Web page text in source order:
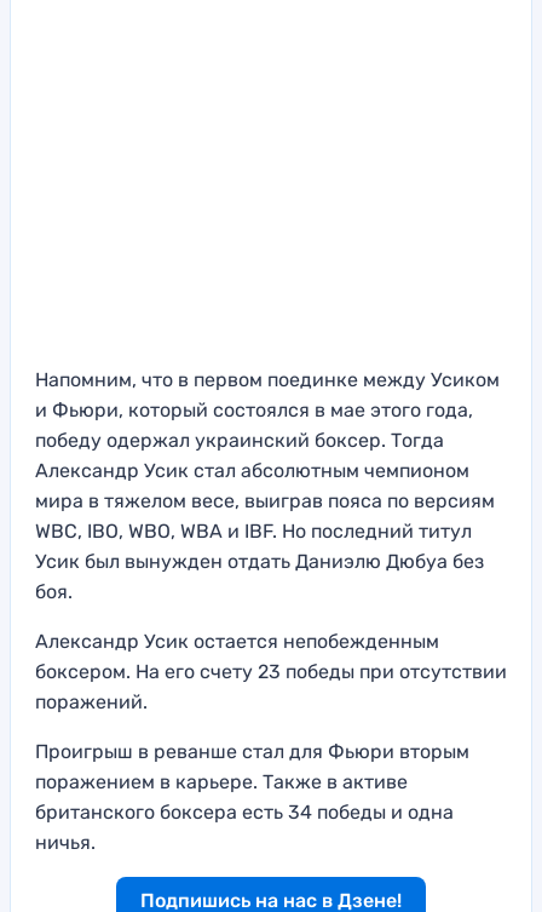
Напомним, что в первом поединке между Усиком
и Фьюри, который состоялся в мае этого года,
победу одержал украинский боксер. Тогда
Александр Усик стал абсолютным чемпионом
мира в тяжелом весе, выиграв пояса по версиям
WBC, IBO, WBO, WBA и IBF. Но последний титул
Усик был вынужден отдать Даниэлю Дюбуа без
боя.
Александр Усик остается непобежденным
боксером. На его счету 23 победы при отсутствии
поражений.
Проигрыш в реванше стал для Фьюри вторым
поражением в карьере. Также в активе
британского боксера есть 34 победы и одна
ничья.
Подпишись на нас в Дзене!